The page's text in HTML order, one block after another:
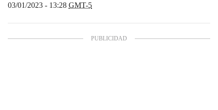
03/01/2023 - 13:28 GMT-5